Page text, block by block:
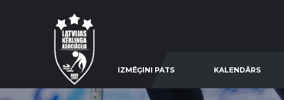
IZMĒĢINI PATS KALENDĀRS